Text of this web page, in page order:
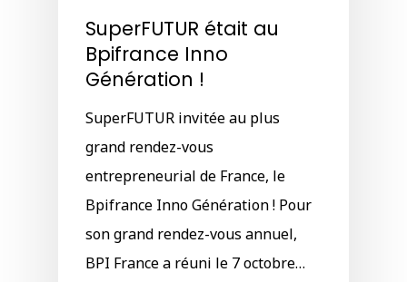
SuperFUTUR était au
Bpifrance Inno
Génération !
SuperFUTUR invitée au plus
grand rendez-vous
entrepreneurial de France, le
Bpifrance Inno Génération ! Pour
son grand rendez-vous annuel,
BPI France a réuni le 7 octobre…